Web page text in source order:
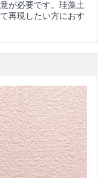
が必要です。珪藻土
再現したい方におす